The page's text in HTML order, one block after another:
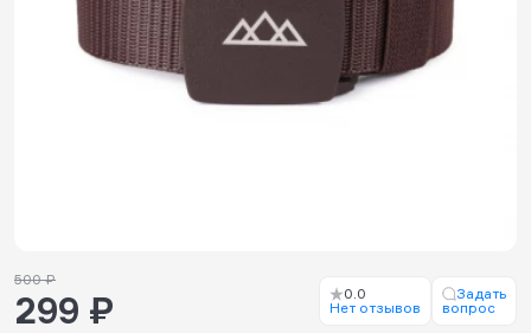
500 ₽
299 ₽
0.0
Нет отзывов
Задать
вопрос